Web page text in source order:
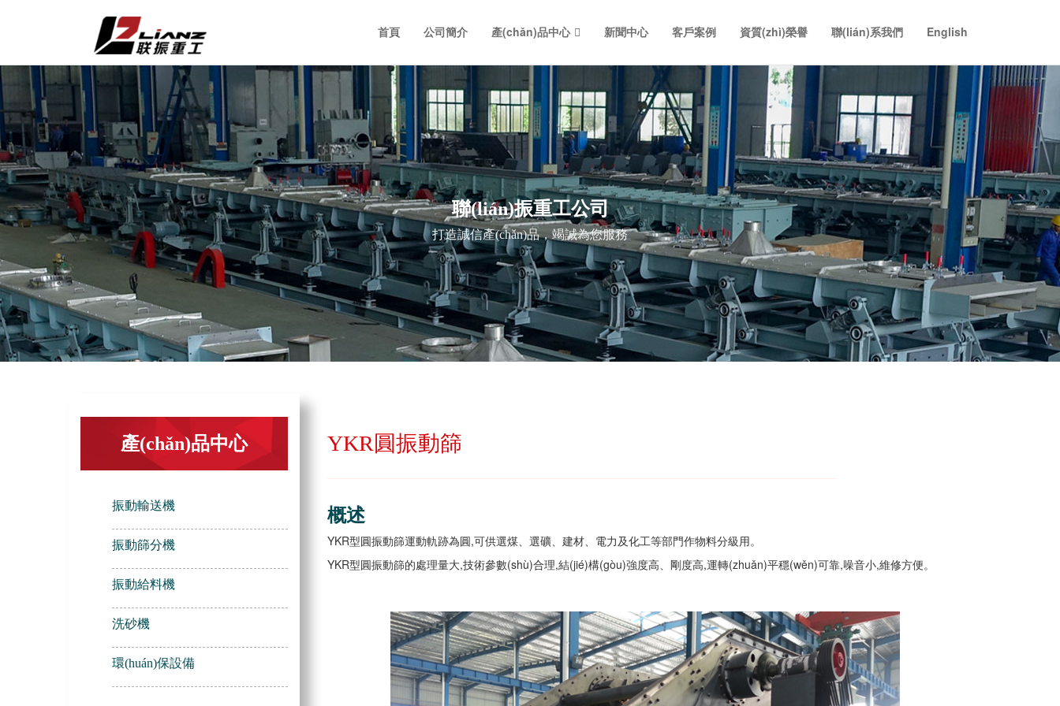
首頁 公司簡介 產(chǎn)品中心 新聞中心 客戶案例 資質(zhì)榮譽 聯(lián)系我們 English
聯(lián)振重工公司
打造誠信產(chǎn)品，竭誠為您服務
產(chǎn)品中心
振動輸送機
振動篩分機
振動給料機
洗砂機
環(huán)保設備
YKR圓振動篩
概述
YKR型圓振動篩運動軌跡為圓,可供選煤、選礦、建材、電力及化工等部門作物料分級用。
YKR型圓振動篩的處理量大,技術參數(shù)合理,結(jié)構(gòu)強度高、剛度高,運轉(zhuǎn)平穩(wěn)可靠,噪音小,維修方便。